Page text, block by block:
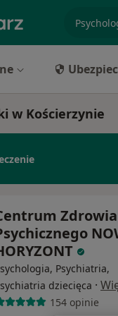
w Kościerzynie
Zdrowia
Psychiatria,
dziecięca ·
154 opinie